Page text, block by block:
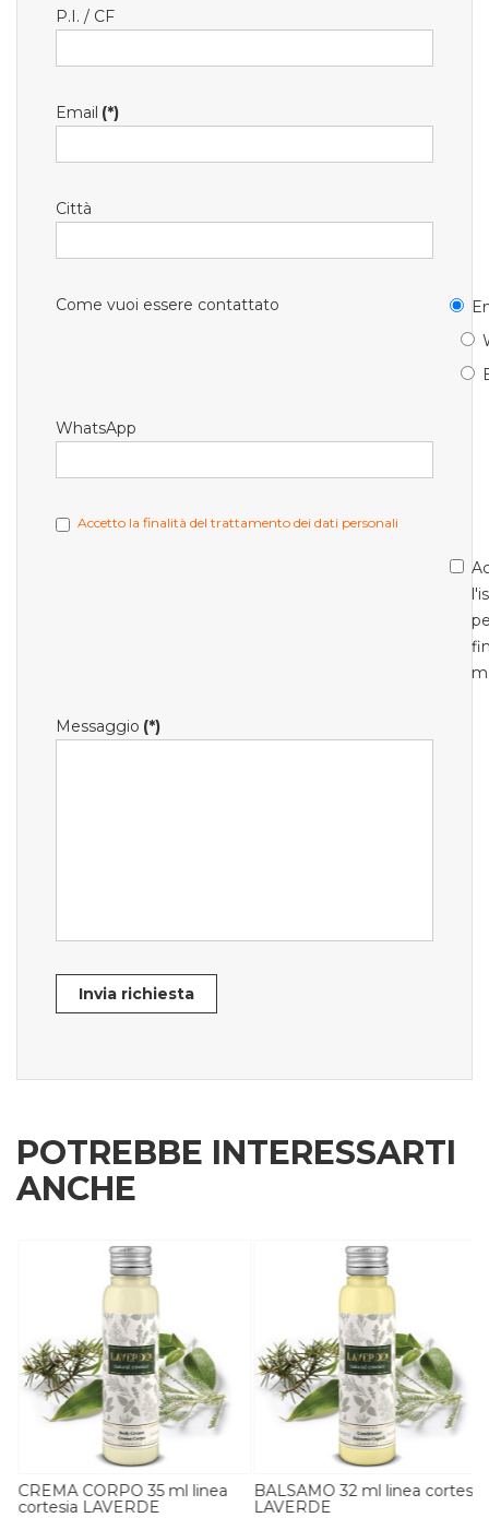
P.I. / CF
Email (*)
Città
Come vuoi essere contattato
WhatsApp
Accetto la finalità del trattamento dei dati personali
Messaggio (*)
Invia richiesta
POTREBBE INTERESSARTI
ANCHE
CREMA CORPO 35 ml linea
cortesia LAVERDE
BALSAMO 32 ml linea cortesia
LAVERDE